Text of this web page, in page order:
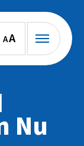
AA
Nu